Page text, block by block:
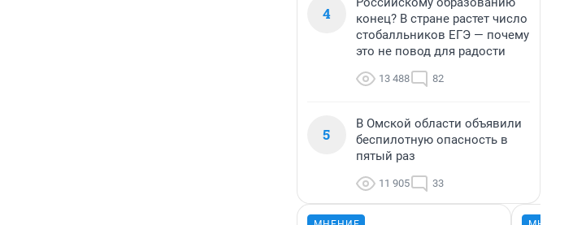
4
конец? В стране растет число
стобалльников ЕГЭ — почему
это не повод для радости
13 488 82
5
В Омской области объявили
беспилотную опасность в
пятый раз
11 905 33